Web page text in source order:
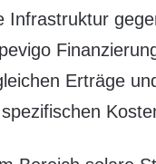
Infrastruktur
Erträge